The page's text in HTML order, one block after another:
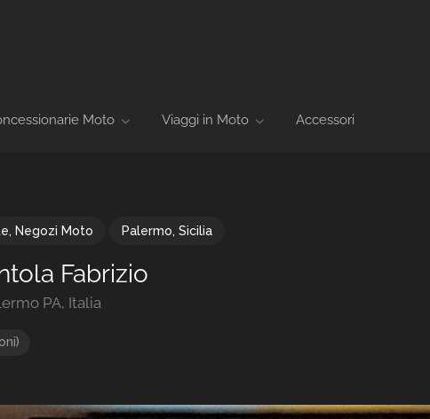
Moto Viaggi in Moto Accessori
, Negozi Moto Palermo, Sicilia
Fabrizio
PA, Italia